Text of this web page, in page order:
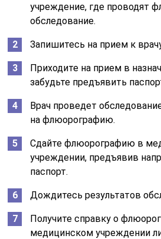
учреждение, где проводят
обследование.
Запишитесь на прием к
Приходите на прием в
забудьте предъявить
Врач проведет
на флюорографию.
Сдайте флюорографию в
учреждении, предъявив
паспорт.
Дождитесь результатов
Получите справку о
медицинском учреждении